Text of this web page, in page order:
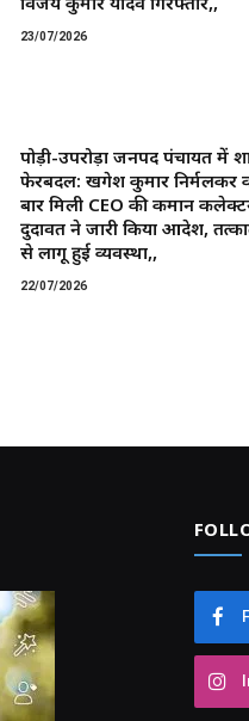
23/07/2026
पोड़ी-उपरोड़ा जनपद पंचायत में
फेरबदल: खगेश कुमार निर्मलकर
बार मिली CEO की कमान
दुदावत ने जारी किया आदेश,
से लागू हुई व्यवस्था,,
22/07/2026